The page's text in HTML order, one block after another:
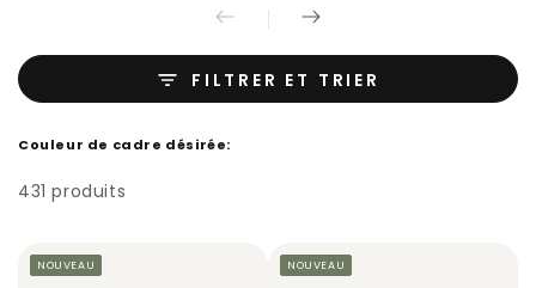
FILTRER ET TRIER
Couleur de cadre désirée:
431 produits
NOUVEAU NOUVEAU